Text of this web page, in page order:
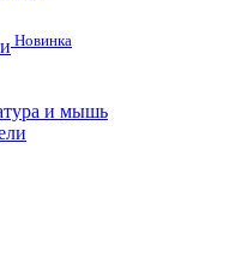
Новинка
и мышь